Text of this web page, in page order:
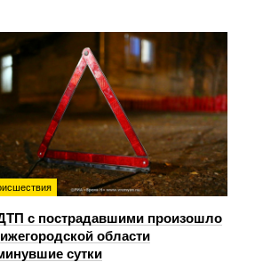
с пострадавшими произошло
области
сутки